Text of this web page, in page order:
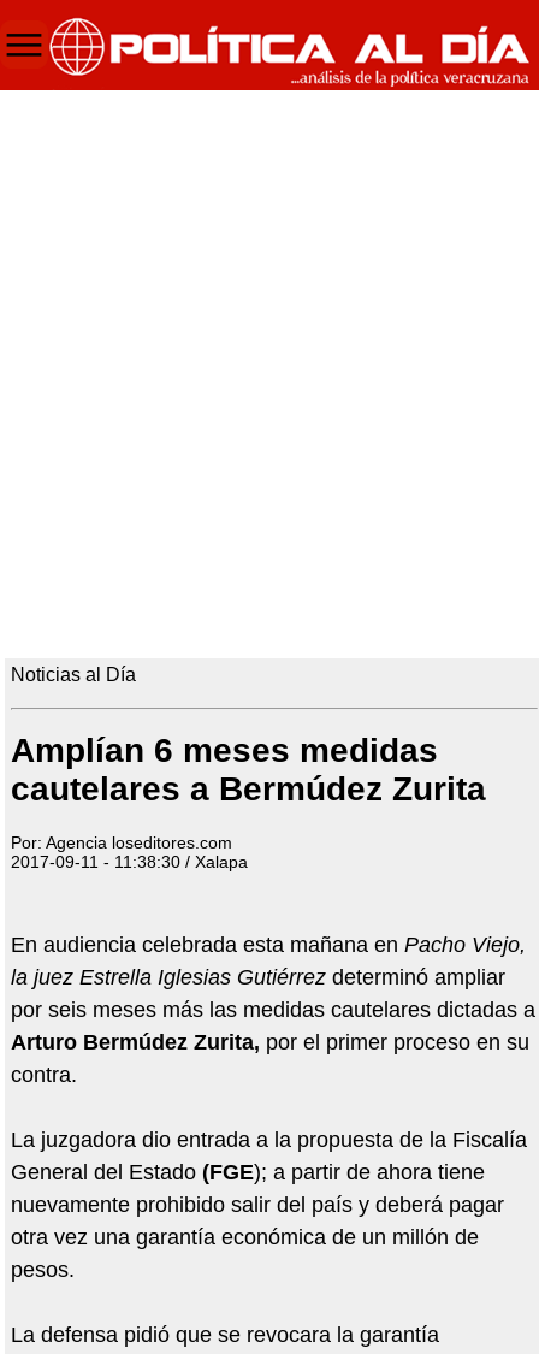
Noticias al Día
Amplían 6 meses medidas
cautelares a Bermúdez Zurita
Por: Agencia loseditores.com
2017-09-11 - 11:38:30 / Xalapa
En audiencia celebrada esta mañana en Pacho Viejo,
la juez Estrella Iglesias Gutiérrezdeterminó ampliar
por seis meses más las medidas cautelares dictadas a
Arturo Bermúdez Zurita, por el primer proceso en su
contra.
La juzgadora dio entrada a la propuesta de la Fiscalía
General del Estado (FGE); a partir de ahora tiene
nuevamente prohibido salir del país y deberá pagar
otra vez una garantía económica de un millón de
pesos.
La defensa pidió que se revocara la garantía